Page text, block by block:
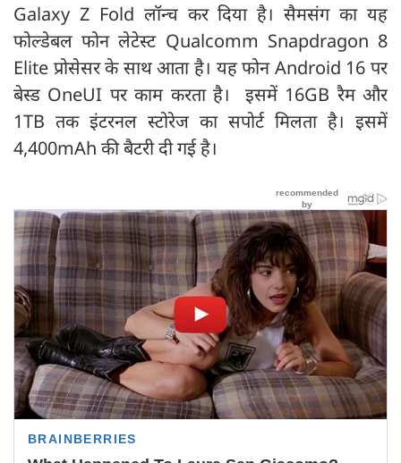
Galaxy Z Fold लॉन्च कर दिया है। सैमसंग का यह
फोल्डेबल फोन लेटेस्ट Qualcomm Snapdragon 8
Elite प्रोसेसर के साथ आता है। यह फोन Android 16 पर
बेस्ड OneUI पर काम करता है। इसमें 16GB रैम और
1TB तक इंटरनल स्टोरेज का सपोर्ट मिलता है। इसमें
4,400mAh की बैटरी दी गई है।